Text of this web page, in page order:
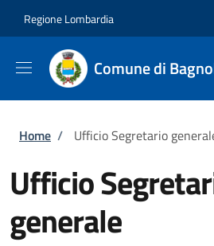
Regione Lombardia
Comune di
Briciole di pane
Home / Ufficio Segretario
Ufficio
generale